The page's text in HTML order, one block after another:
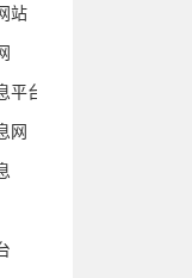
站
平台
网